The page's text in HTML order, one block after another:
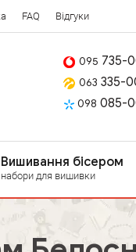
FAQ Відгуки
095 735-
063 335-
098 085-
Вишивання бісером
набори для вишивки